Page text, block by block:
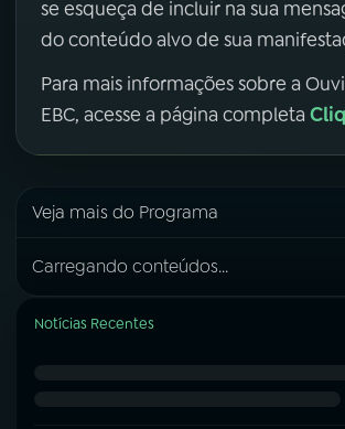
se esqueça de incluir na sua
do conteúdo alvo de sua
Para mais informações sobre a
EBC, acesse a página completa
Veja mais do Programa
Carregando conteúdos...
Notícias Recentes